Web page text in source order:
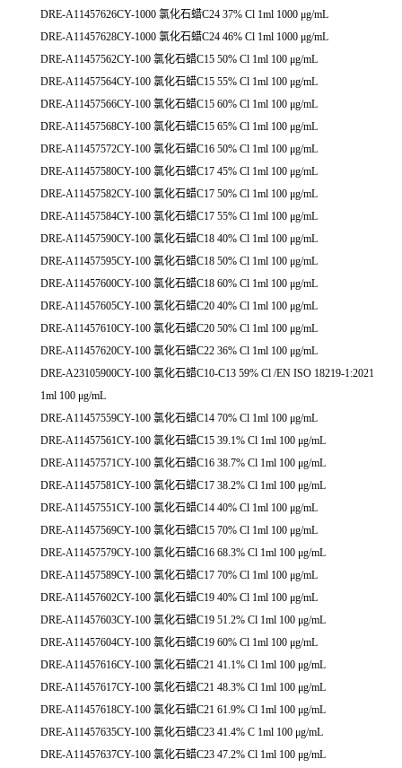
DRE-A11457626CY-1000 氯化石蜡C24 37% Cl 1ml 1000 μg/mL
DRE-A11457628CY-1000 氯化石蜡C24 46% Cl 1ml 1000 μg/mL
DRE-A11457562CY-100 氯化石蜡C15 50% Cl 1ml 100 μg/mL
DRE-A11457564CY-100 氯化石蜡C15 55% Cl 1ml 100 μg/mL
DRE-A11457566CY-100 氯化石蜡C15 60% Cl 1ml 100 μg/mL
DRE-A11457568CY-100 氯化石蜡C15 65% Cl 1ml 100 μg/mL
DRE-A11457572CY-100 氯化石蜡C16 50% Cl 1ml 100 μg/mL
DRE-A11457580CY-100 氯化石蜡C17 45% Cl 1ml 100 μg/mL
DRE-A11457582CY-100 氯化石蜡C17 50% Cl 1ml 100 μg/mL
DRE-A11457584CY-100 氯化石蜡C17 55% Cl 1ml 100 μg/mL
DRE-A11457590CY-100 氯化石蜡C18 40% Cl 1ml 100 μg/mL
DRE-A11457595CY-100 氯化石蜡C18 50% Cl 1ml 100 μg/mL
DRE-A11457600CY-100 氯化石蜡C18 60% Cl 1ml 100 μg/mL
DRE-A11457605CY-100 氯化石蜡C20 40% Cl 1ml 100 μg/mL
DRE-A11457610CY-100 氯化石蜡C20 50% Cl 1ml 100 μg/mL
DRE-A11457620CY-100 氯化石蜡C22 36% Cl 1ml 100 μg/mL
DRE-A23105900CY-100 氯化石蜡C10-C13 59% Cl /EN ISO 18219-1:2021
1ml 100 μg/mL
DRE-A11457559CY-100 氯化石蜡C14 70% Cl 1ml 100 μg/mL
DRE-A11457561CY-100 氯化石蜡C15 39.1% Cl 1ml 100 μg/mL
DRE-A11457571CY-100 氯化石蜡C16 38.7% Cl 1ml 100 μg/mL
DRE-A11457581CY-100 氯化石蜡C17 38.2% Cl 1ml 100 μg/mL
DRE-A11457551CY-100 氯化石蜡C14 40% Cl 1ml 100 μg/mL
DRE-A11457569CY-100 氯化石蜡C15 70% Cl 1ml 100 μg/mL
DRE-A11457579CY-100 氯化石蜡C16 68.3% Cl 1ml 100 μg/mL
DRE-A11457589CY-100 氯化石蜡C17 70% Cl 1ml 100 μg/mL
DRE-A11457602CY-100 氯化石蜡C19 40% Cl 1ml 100 μg/mL
DRE-A11457603CY-100 氯化石蜡C19 51.2% Cl 1ml 100 μg/mL
DRE-A11457604CY-100 氯化石蜡C19 60% Cl 1ml 100 μg/mL
DRE-A11457616CY-100 氯化石蜡C21 41.1% Cl 1ml 100 μg/mL
DRE-A11457617CY-100 氯化石蜡C21 48.3% Cl 1ml 100 μg/mL
DRE-A11457618CY-100 氯化石蜡C21 61.9% Cl 1ml 100 μg/mL
DRE-A11457635CY-100 氯化石蜡C23 41.4% C 1ml 100 μg/mL
DRE-A11457637CY-100 氯化石蜡C23 47.2% Cl 1ml 100 μg/mL